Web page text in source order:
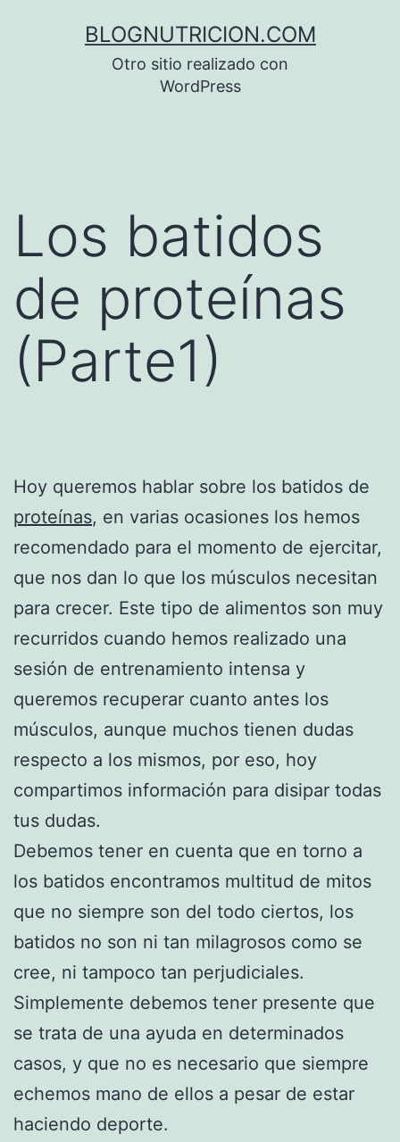
BLOGNUTRICION.COM
Otro sitio realizado con
WordPress
Los batidos
de proteínas
(Parte1)
Hoy queremos hablar sobre los batidos de
proteínas, en varias ocasiones los hemos
recomendado para el momento de ejercitar,
que nos dan lo que los músculos necesitan
para crecer. Este tipo de alimentos son muy
recurridos cuando hemos realizado una
sesión de entrenamiento intensa y
queremos recuperar cuanto antes los
músculos, aunque muchos tienen dudas
respecto a los mismos, por eso, hoy
compartimos información para disipar todas
tus dudas.
Debemos tener en cuenta que en torno a
los batidos encontramos multitud de mitos
que no siempre son del todo ciertos, los
batidos no son ni tan milagrosos como se
cree, ni tampoco tan perjudiciales.
Simplemente debemos tener presente que
se trata de una ayuda en determinados
casos, y que no es necesario que siempre
echemos mano de ellos a pesar de estar
haciendo deporte.